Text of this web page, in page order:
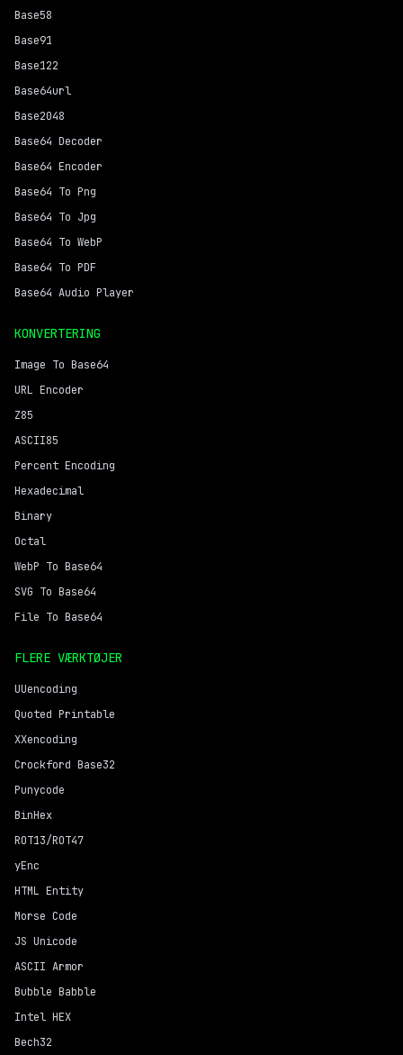
Base58
Base91
Base122
Base64url
Base2048
Base64 Decoder
Base64 Encoder
Base64 To Png
Base64 To Jpg
Base64 To WebP
Base64 To PDF
Base64 Audio Player
KONVERTERING
Image To Base64
URL Encoder
Z85
ASCII85
Percent Encoding
Hexadecimal
Binary
Octal
WebP To Base64
SVG To Base64
File To Base64
FLERE VÆRKTØJER
UUencoding
Quoted Printable
XXencoding
Crockford Base32
Punycode
BinHex
ROT13/ROT47
yEnc
HTML Entity
Morse Code
JS Unicode
ASCII Armor
Bubble Babble
Intel HEX
Bech32